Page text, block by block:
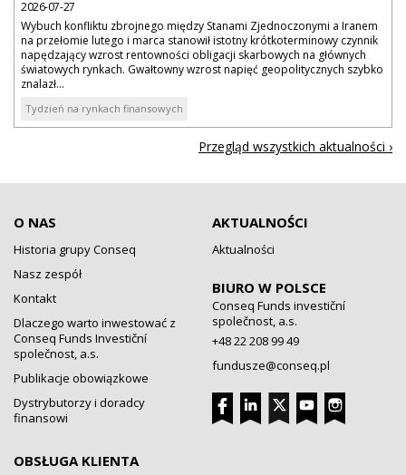
2026-07-27
Wybuch konfliktu zbrojnego między Stanami Zjednoczonymi a Iranem
na przełomie lutego i marca stanowił istotny krótkoterminowy czynnik
napędzający wzrost rentowności obligacji skarbowych na głównych
światowych rynkach. Gwałtowny wzrost napięć geopolitycznych szybko
znalazł...
Tydzień na rynkach finansowych
Przegląd wszystkich aktualności ›
O NAS
Historia grupy Conseq
Nasz zespół
Kontakt
Dlaczego warto inwestować z
Conseq Funds Investiční
společnost, a.s.
Publikacje obowiązkowe
Dystrybutorzy i doradcy
finansowi
OBSŁUGA KLIENTA
AKTUALNOŚCI
Aktualności
BIURO W POLSCE
Conseq Funds investiční
společnost, a.s.
+48 22 208 99 49
fundusze@conseq.pl